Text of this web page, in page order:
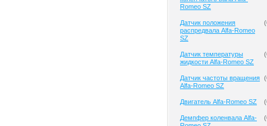
Romeo SZ
Датчик положения
распредвала Alfa-Romeo
SZ
(
Датчик температуры
жидкости Alfa-Romeo SZ
(
Датчик частоты вращения
Alfa-Romeo SZ
(
Двигатель Alfa-Romeo SZ (
Демпфер коленвала Alfa-
(